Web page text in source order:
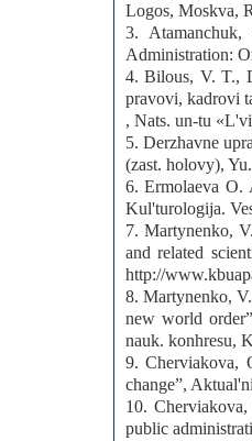
Logos, Moskva,
3. Atamanchuk,
Administration:
4. Bilous, V. T.,
pravovi, kadrovi
, Nats. un-tu
5. Derzhavne
(zast. holovy),
6. Ermolaeva O.
Kul'turologija.
7. Martynenko,
and related
http://
8. Martynenko,
new world
nauk. konhresu,
9. Cherviakova,
change”,
10.
public